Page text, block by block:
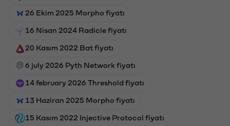
26 Ekim 2025 Morpho fiyatı
16 Nisan 2024 Radicle fiyatı
20 Kasım 2022 Bat fiyatı
6 july 2026 Pyth Network fiyatı
14 february 2026 Threshold fiyatı
13 Haziran 2025 Morpho fiyatı
15 Kasım 2022 Injective Protocol fiyatı